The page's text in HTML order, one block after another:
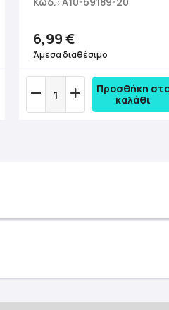
6,99 €
Άμεσα διαθέσιμο
Προσθήκη
καλάθι